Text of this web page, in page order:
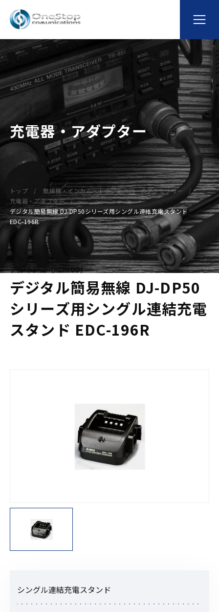
充電器・アダプター
トップ
無線機・インカム・トランシーバーのアクセサリー
充電器・アダプター
デジタル簡易無線 DJ-DP50シリーズ用シングル連結充電スタンド
EDC-196R
アルインコ（ALINCO）
デジタル簡易無線 DJ-DP50
シリーズ用シングル連結充電
スタンド EDC-196R
シングル連結充電スタンド